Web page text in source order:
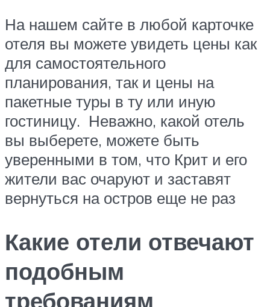
На нашем сайте в любой карточке
отеля вы можете увидеть цены как
для самостоятельного
планирования, так и цены на
пакетные туры в ту или иную
гостиницу. Неважно, какой отель
вы выберете, можете быть
уверенными в том, что Крит и его
жители вас очаруют и заставят
вернуться на остров еще не раз
Какие отели отвечают
подобным
требованиям